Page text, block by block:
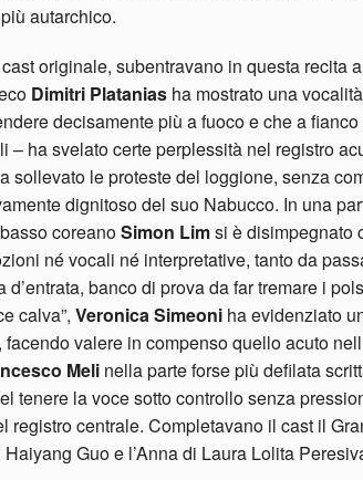
autarchico.
originale, subentravano in questa recita
Dimitri Platanias ha mostrato una
decisamente più a fuoco e che a
– ha svelato certe perplessità nel registro
sollevato le proteste del loggione, senza
dignitoso del suo Nabucco. In una
coreanoSimon Limsi è disimpegnato
né vocali né interpretative, tanto da
d’entrata, banco di prova da far tremare i
calva”, Veronica Simeoni ha evidenziato
valere in compenso quello acuto
Meli nella parte forse più defilata
tenere la voce sotto controllo senza
registro centrale. Completavano il cast il
Haiyang Guo e l’Anna di Laura Lolita